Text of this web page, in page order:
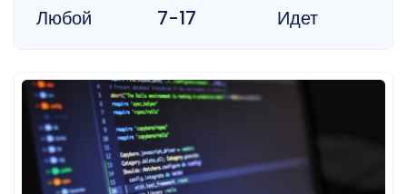
Любой 7-17 Идет